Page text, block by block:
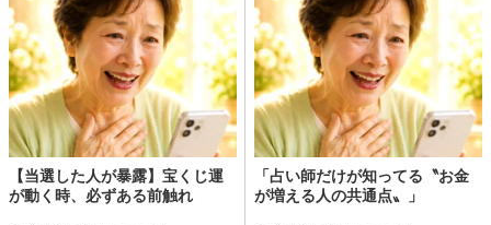
【当選した人が暴露】宝くじ運
が動く時、必ずある前触れ
「占い師だけが知ってる〝お金
が増える人の共通点〟」